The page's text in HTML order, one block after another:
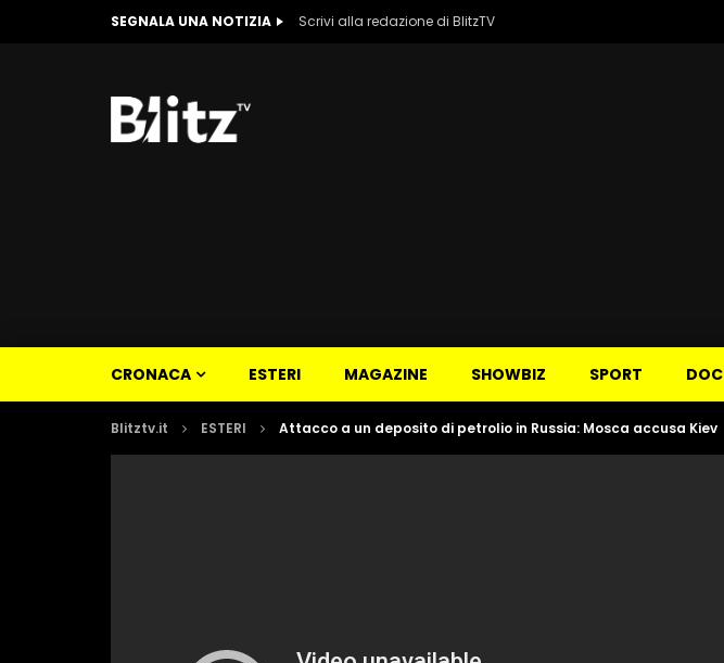
SEGNALA UNA NOTIZIA Scrivi alla redazione di BlitzTV
CRONACA ESTERI MAGAZINE SHOWBIZ SPORT DOC
Blitztv.it ESTERI Attacco a un deposito di petrolio in Russia: Mosca accusa Kiev